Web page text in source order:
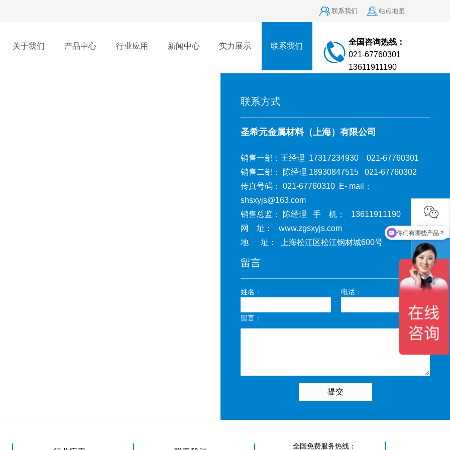
联系我们 站点地图
关于我们 产品中心 行业应用 新闻中心 实力展示 联系我们
全国咨询热线：
021-67760301
13611911190
联系方式
圣希元金属材料（上海）有限公司
销售一部：王经理 17317234930 021-67760301
销售二部： 陈经理 18930847515 021-67760302
传真号码： 021-67760310 E- mail：
shsxyjs@163.com
销售总监： 陈经理 手 机： 13611911190
网 址： www.zgsxyjs.com
地 址： 上海松江区松江钢材城600号
留言
姓名： 电话：
留言：
全国免费服务热线：
官方微信
返回顶部
你们有哪些产品？